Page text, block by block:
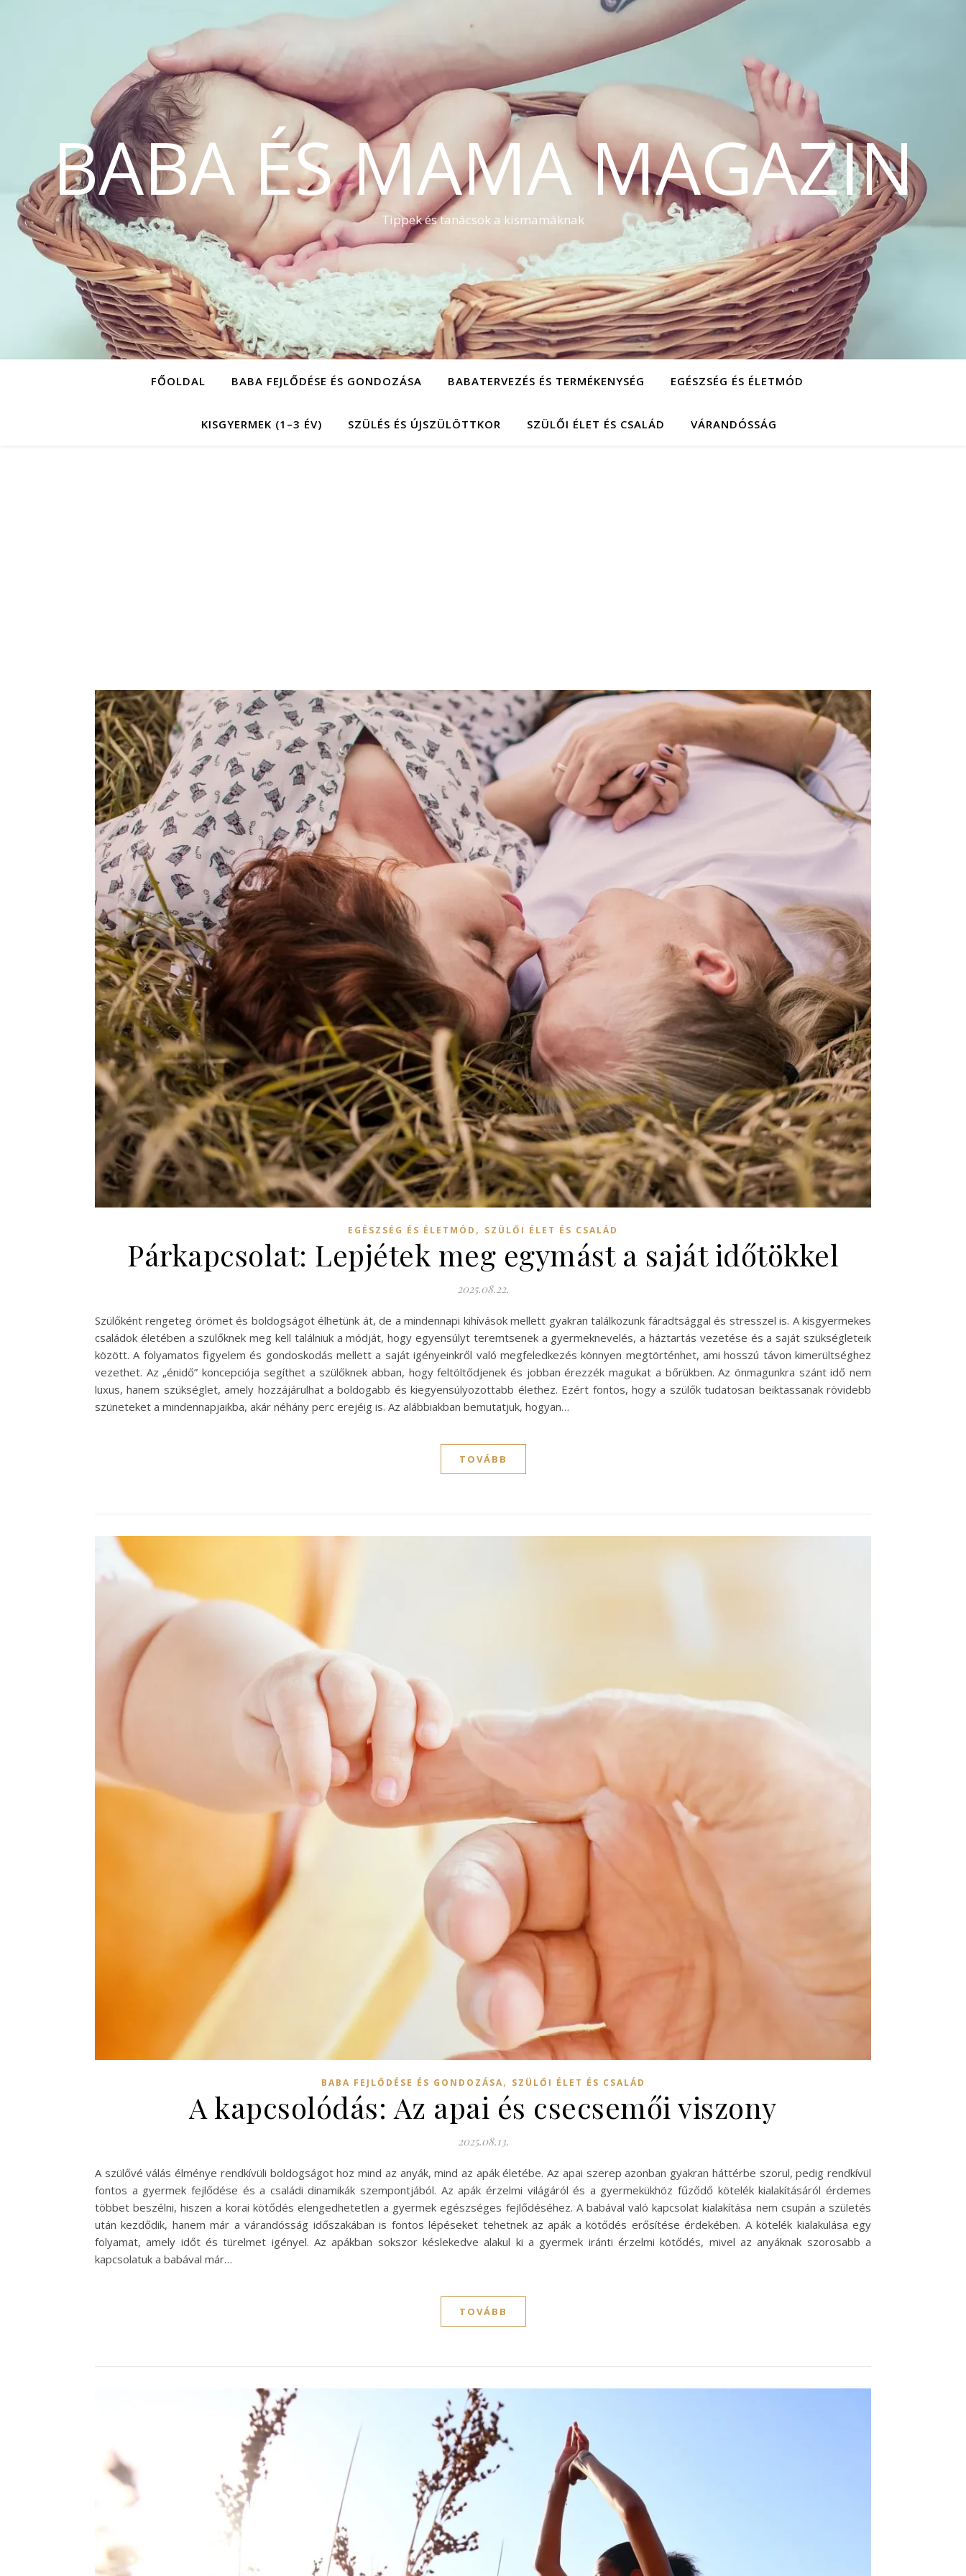
BABA ÉS MAMA MAGAZIN
Tippek és tanácsok a kismamáknak
FŐOLDAL BABA FEJLŐDÉSE ÉS GONDOZÁSA BABATERVEZÉS ÉS TERMÉKENYSÉG EGÉSZSÉG ÉS ÉLETMÓD
KISGYERMEK (1–3 ÉV) SZÜLÉS ÉS ÚJSZÜLÖTTKOR SZÜLŐI ÉLET ÉS CSALÁD VÁRANDÓSSÁG
EGÉSZSÉG ÉS ÉLETMÓD , SZÜLŐI ÉLET ÉS CSALÁD
Párkapcsolat: Lepjétek meg egymást a saját időtökkel
2025.08.22.
Szülőként rengeteg örömet és boldogságot élhetünk át, de a mindennapi kihívások mellett gyakran találkozunk fáradtsággal és stresszel is. A kisgyermekes
családok életében a szülőknek meg kell találniuk a módját, hogy egyensúlyt teremtsenek a gyermeknevelés, a háztartás vezetése és a saját szükségleteik
között. A folyamatos figyelem és gondoskodás mellett a saját igényeinkről való megfeledkezés könnyen megtörténhet, ami hosszú távon kimerültséghez
vezethet. Az „énidő” koncepciója segíthet a szülőknek abban, hogy feltöltődjenek és jobban érezzék magukat a bőrükben. Az önmagunkra szánt idő nem
luxus, hanem szükséglet, amely hozzájárulhat a boldogabb és kiegyensúlyozottabb élethez. Ezért fontos, hogy a szülők tudatosan beiktassanak rövidebb
szüneteket a mindennapjaikba, akár néhány perc erejéig is. Az alábbiakban bemutatjuk, hogyan…
TOVÁBB
BABA FEJLŐDÉSE ÉS GONDOZÁSA, SZÜLŐI ÉLET ÉS CSALÁD
A kapcsolódás: Az apai és csecsemői viszony
2025.08.13.
A szülővé válás élménye rendkívüli boldogságot hoz mind az anyák, mind az apák életébe. Az apai szerep azonban gyakran háttérbe szorul, pedig rendkívül
fontos a gyermek fejlődése és a családi dinamikák szempontjából. Az apák érzelmi világáról és a gyermekükhöz fűződő kötelék kialakításáról érdemes
többet beszélni, hiszen a korai kötődés elengedhetetlen a gyermek egészséges fejlődéséhez. A babával való kapcsolat kialakítása nem csupán a születés
után kezdődik, hanem már a várandósság időszakában is fontos lépéseket tehetnek az apák a kötődés erősítése érdekében. A kötelék kialakulása egy
folyamat, amely időt és türelmet igényel. Az apákban sokszor késlekedve alakul ki a gyermek iránti érzelmi kötődés, mivel az anyáknak szorosabb a
kapcsolatuk a babával már…
TOVÁBB